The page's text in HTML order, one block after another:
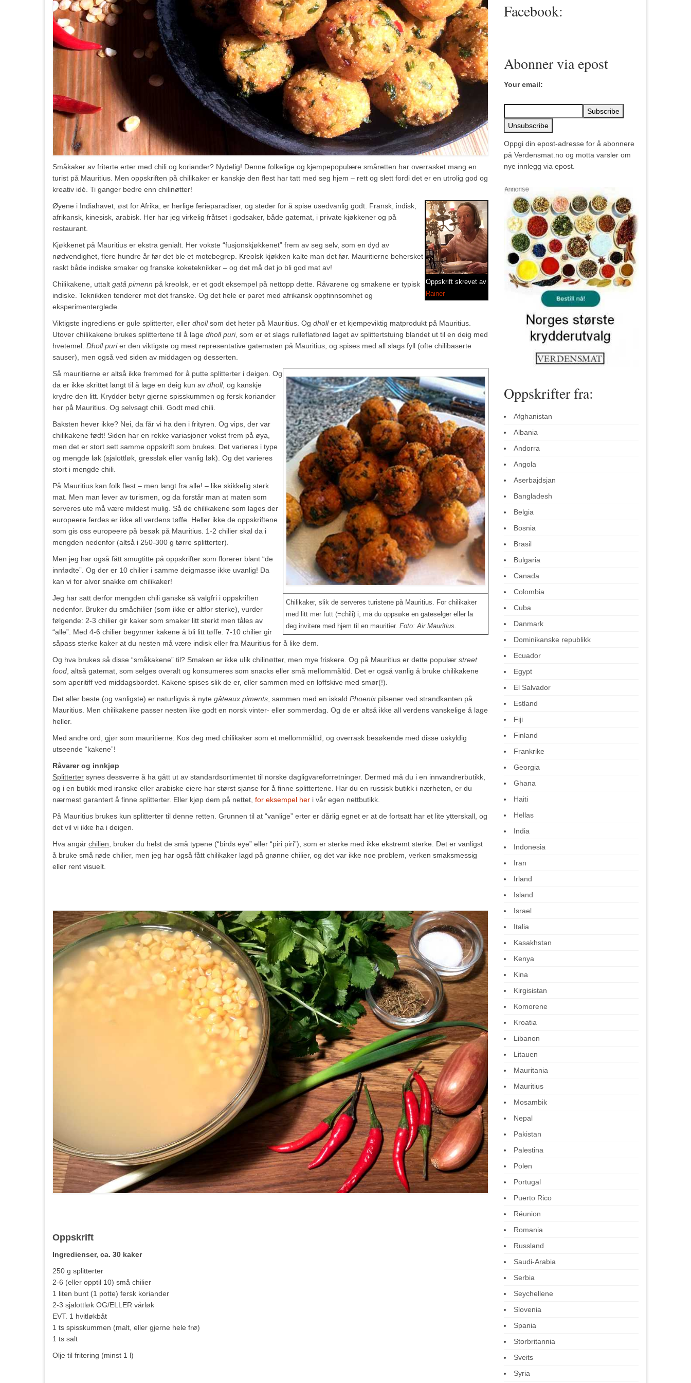
Småkaker av friterte erter med chili og koriander? Nydelig! Denne folkelige og kjempepopulære småretten har overrasket mang en
turist på Mauritius. Men oppskriften på chilikaker er kanskje den flest har tatt med seg hjem – rett og slett fordi det er en utrolig god og
kreativ idé. Ti ganger bedre enn chilinøtter!
Oppskrift skrevet av
Rainer
Øyene i Indiahavet, øst for Afrika, er herlige ferieparadiser, og steder for å spise usedvanlig godt. Fransk, indisk,
afrikansk, kinesisk, arabisk. Her har jeg virkelig fråtset i godsaker, både gatemat, i private kjøkkener og på
restaurant.
Kjøkkenet på Mauritius er ekstra genialt. Her vokste “fusjonskjøkkenet” frem av seg selv, som en dyd av
nødvendighet, flere hundre år før det ble et motebegrep. Kreolsk kjøkken kalte man det før. Mauritierne behersket
raskt både indiske smaker og franske koketeknikker – og det må det jo bli god mat av!
Chilikakene, uttalt gatå pimenn på kreolsk, er et godt eksempel på nettopp dette. Råvarene og smakene er typisk
indiske. Teknikken tenderer mot det franske. Og det hele er paret med afrikansk oppfinnsomhet og
eksperimenterglede.
Viktigste ingrediens er gule splitterter, eller dhollsom det heter på Mauritius. Og dholler et kjempeviktig matprodukt på Mauritius.
Utover chilikakene brukes splittertene til å lage dholl puri, som er et slags rulleflatbrød laget av splittertstuing blandet ut til en deig med
hvetemel. Dholl purier den viktigste og mest representative gatematen på Mauritius, og spises med all slags fyll (ofte chilibaserte
sauser), men også ved siden av middagen og desserten.
Chilikaker, slik de serveres turistene på Mauritius. For chilikaker
med litt mer futt (=chili) i, må du oppsøke en gateselger eller la
deg invitere med hjem til en mauritier. Foto: Air Mauritius
Så mauritierne er altså ikke fremmed for å putte splitterter i deigen. Og
da er ikke skrittet langt til å lage en deig kun av dholl, og kanskje
krydre den litt. Krydder betyr gjerne spisskummen og fersk koriander
her på Mauritius. Og selvsagt chili. Godt med chili.
Baksten hever ikke? Nei, da får vi ha den i frityren. Og vips, der var
chilikakene født! Siden har en rekke variasjoner vokst frem på øya,
men det er stort sett samme oppskrift som brukes. Det varieres i type
og mengde løk (sjalottløk, gressløk eller vanlig løk). Og det varieres
stort i mengde chili.
På Mauritius kan folk flest – men langt fra alle! – like skikkelig sterk
mat. Men man lever av turismen, og da forstår man at maten som
serveres ute må være mildest mulig. Så de chilikakene som lages der
europeere ferdes er ikke all verdens tøffe. Heller ikke de oppskriftene
som gis oss europeere på besøk på Mauritius. 1-2 chilier skal da i
mengden nedenfor (altså i 250-300 g tørre splitterter).
Men jeg har også fått smugtitte på oppskrifter som florerer blant “de
innfødte”. Og der er 10 chilier i samme deigmasse ikke uvanlig! Da
kan vi for alvor snakke om chilikaker!
Jeg har satt derfor mengden chili ganske så valgfri i oppskriften
nedenfor. Bruker du småchilier (som ikke er altfor sterke), vurder
følgende: 2-3 chilier gir kaker som smaker litt sterkt men tåles av
“alle”. Med 4-6 chilier begynner kakene å bli litt tøffe. 7-10 chilier gir
såpass sterke kaker at du nesten må være indisk eller fra Mauritius for å like dem.
Og hva brukes så disse “småkakene” til? Smaken er ikke ulik chilinøtter, men mye friskere. Og på Mauritius er dette populær street
food , altså gatemat, som selges overalt og konsumeres som snacks eller små mellommåltid. Det er også vanlig å bruke chilikakene
som aperitiff ved middagsbordet. Kakene spises slik de er, eller sammen med en loffskive med smør(!).
Det aller beste (og vanligste) er naturligvis å nyte gâteaux piments , sammen med en iskald Phoenix pilsener ved strandkanten på
Mauritius. Men chilikakene passer nesten like godt en norsk vinter- eller sommerdag. Og de er altså ikke all verdens vanskelige å lage
heller.
Med andre ord, gjør som mauritierne: Kos deg med chilikaker som et mellommåltid, og overrask besøkende med disse uskyldig
utseende “kakene”!
Råvarer og innkjøp
Splitterter synes dessverre å ha gått ut av standardsortimentet til norske dagligvareforretninger. Dermed må du i en innvandrerbutikk,
og i en butikk med iranske eller arabiske eiere har størst sjanse for å finne splittertene. Har du en russisk butikk i nærheten, er du
nærmest garantert å finne splitterter. Eller kjøp dem på nettet, for eksempel her i vår egen nettbutikk.
På Mauritius brukes kun splitterter til denne retten. Grunnen til at “vanlige” erter er dårlig egnet er at de fortsatt har et lite ytterskall, og
det vil vi ikke ha i deigen.
Hva angår chilien , bruker du helst de små typene (“birds eye” eller “piri piri”), som er sterke med ikke ekstremt sterke. Det er vanligst
å bruke små røde chilier, men jeg har også fått chilikaker lagd på grønne chilier, og det var ikke noe problem, verken smaksmessig
eller rent visuelt.
Oppskrift
Ingredienser, ca. 30 kaker
250 g splitterter
2-6 (eller opptil 10) små chilier
1 liten bunt (1 potte) fersk koriander
2-3 sjalottløk OG/ELLER vårløk
EVT. 1 hvitløkbåt
1 ts spisskummen (malt, eller gjerne hele frø)
1 ts salt
Olje til fritering (minst 1 l)
Facebook:
Abonner via epost
Your email:
Oppgi din epost-adresse for å abonnere
på Verdensmat.no og motta varsler om
nye innlegg via epost.
Oppskrifter fra:
Afghanistan
Albania
Andorra
Angola
Aserbajdsjan
Bangladesh
Belgia
Bosnia
Brasil
Bulgaria
Canada
Colombia
Cuba
Danmark
Dominikanske republikk
Ecuador
Egypt
El Salvador
Estland
Fiji
Finland
Frankrike
Georgia
Ghana
Haiti
Hellas
India
Indonesia
Iran
Irland
Island
Israel
Italia
Kasakhstan
Kenya
Kina
Kirgisistan
Komorene
Kroatia
Libanon
Litauen
Mauritania
Mauritius
Mosambik
Nepal
Pakistan
Palestina
Polen
Portugal
Puerto Rico
Réunion
Romania
Russland
Saudi-Arabia
Serbia
Seychellene
Slovenia
Spania
Storbritannia
Sveits
Syria